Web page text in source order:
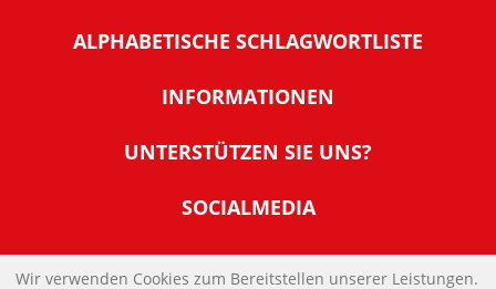
ALPHABETISCHE SCHLAGWORTLISTE
INFORMATIONEN
Warum NachDenkSeiten
Tipps zur Nutzung der NachDenkSeiten
Banner und E-Mail-Signaturen
UNTERSTÜTZEN SIE UNS?
Werden Sie Fördermitglied
SOCIALMEDIA
IMPRESSUM
Wir verwenden Cookies zum Bereitstellen unserer Leistungen.